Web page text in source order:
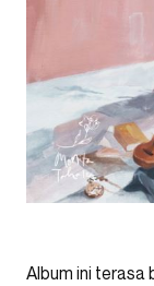
Album ini terasa